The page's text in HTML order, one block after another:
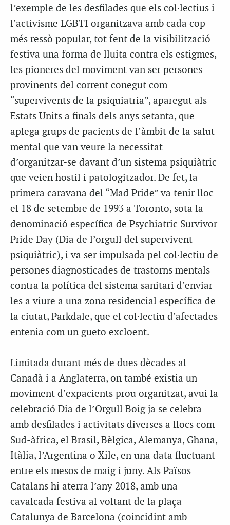
l’exemple de les desfilades que els col·lectius i
l’activisme LGBTI organitzava amb cada cop
més ressò popular, tot fent de la visibilització
festiva una forma de lluita contra els estigmes,
les pioneres del moviment van ser persones
provinents del corrent conegut com
“supervivents de la psiquiatria”, aparegut als
Estats Units a finals dels anys setanta, que
aplega grups de pacients de l’àmbit de la salut
mental que van veure la necessitat
d’organitzar-se davant d’un sistema psiquiàtric
que veien hostil i patologitzador. De fet, la
primera caravana del “Mad Pride” va tenir lloc
el 18 de setembre de 1993 a Toronto, sota la
denominació específica de Psychiatric Survivor
Pride Day (Dia de l’orgull del supervivent
psiquiàtric), i va ser impulsada pel col·lectiu de
persones diagnosticades de trastorns mentals
contra la política del sistema sanitari d’enviar-
les a viure a una zona residencial específica de
la ciutat, Parkdale, que el col·lectiu d’afectades
entenia com un gueto excloent.
Limitada durant més de dues dècades al
Canadà i a Anglaterra, on també existia un
moviment d’expacients prou organitzat, avui la
celebració Dia de l’Orgull Boig ja se celebra
amb desfilades i activitats diverses a llocs com
Sud-àfrica, el Brasil, Bèlgica, Alemanya, Ghana,
Itàlia, l’Argentina o Xile, en una data fluctuant
entre els mesos de maig i juny. Als Països
Catalans hi aterra l’any 2018, amb una
cavalcada festiva al voltant de la plaça
Catalunya de Barcelona (coincidint amb